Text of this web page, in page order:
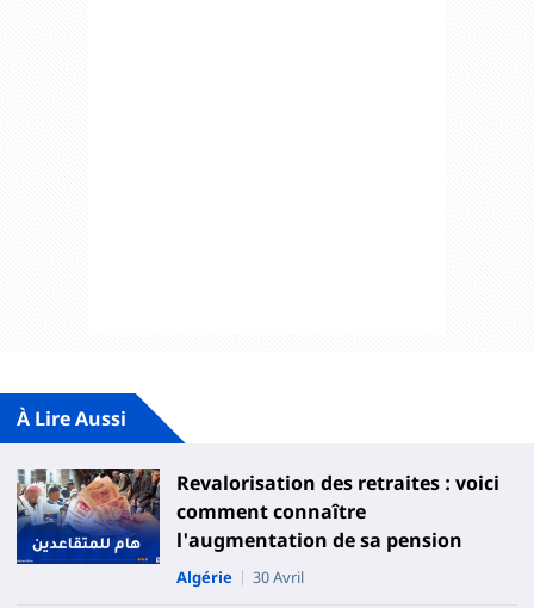
À Lire Aussi
Revalorisation des retraites : voici
comment connaître
l'augmentation de sa pension
Algérie 30 Avril